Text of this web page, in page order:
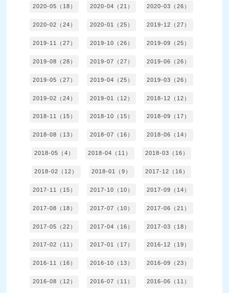
2020-05（18） 2020-04（21） 2020-03（26）
2020-02（24） 2020-01（25） 2019-12（27）
2019-11（27） 2019-10（26） 2019-09（25）
2019-08（28） 2019-07（27） 2019-06（26）
2019-05（27） 2019-04（25） 2019-03（26）
2019-02（24） 2019-01（12） 2018-12（12）
2018-11（15） 2018-10（15） 2018-09（17）
2018-08（13） 2018-07（16） 2018-06（14）
2018-05（4） 2018-04（11） 2018-03（16）
2018-02（12） 2018-01（9） 2017-12（16）
2017-11（15） 2017-10（10） 2017-09（14）
2017-08（18） 2017-07（10） 2017-06（21）
2017-05（22） 2017-04（16） 2017-03（18）
2017-02（11） 2017-01（17） 2016-12（19）
2016-11（16） 2016-10（13） 2016-09（23）
2016-08（12） 2016-07（11） 2016-06（11）